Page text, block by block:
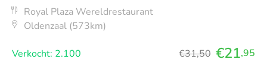
Royal Plaza Wereldrestaurant
Oldenzaal (573km)
Verkocht: 2.100 €31,50 €21,95